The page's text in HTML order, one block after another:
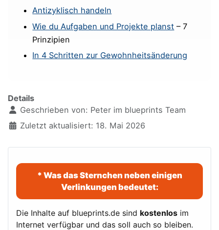
Antizyklisch handeln
Wie du Aufgaben und Projekte planst – 7
Prinzipien
In 4 Schritten zur Gewohnheitsänderung
Details
Geschrieben von: Peter im blueprints Team
Zuletzt aktualisiert: 18. Mai 2026
* Was das Sternchen neben einigen
Verlinkungen bedeutet:
Die Inhalte auf blueprints.de sind kostenlos im
Internet verfügbar und das soll auch so bleiben.